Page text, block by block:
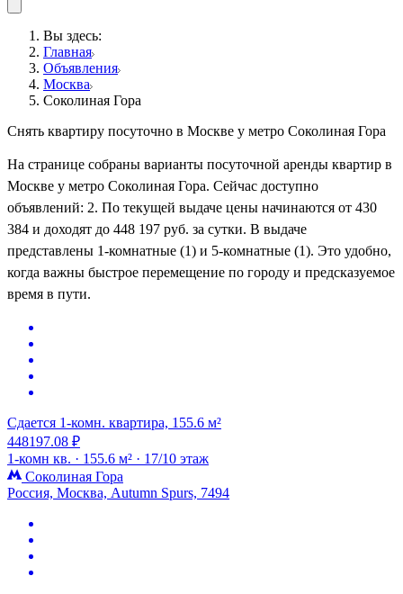
Вы здесь:
Главная
Объявления
Москва
Соколиная Гора
Снять квартиру посуточно в Москве у метро Соколиная Гора
На странице собраны варианты посуточной аренды квартир в
Москве у метро Соколиная Гора. Сейчас доступно
объявлений: 2. По текущей выдаче цены начинаются от 430
384 и доходят до 448 197 руб. за сутки. В выдаче
представлены 1-комнатные (1) и 5-комнатные (1). Это удобно,
когда важны быстрое перемещение по городу и предсказуемое
время в пути.
Сдается 1-комн. квартира, 155.6 м²
448197.08 ₽
1-комн кв. · 155.6 м² · 17/10 этаж
Соколиная Гора
Россия, Москва, Autumn Spurs, 7494